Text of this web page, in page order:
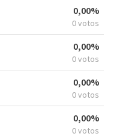
0,00%
0 votos
0,00%
0 votos
0,00%
0 votos
0,00%
0 votos